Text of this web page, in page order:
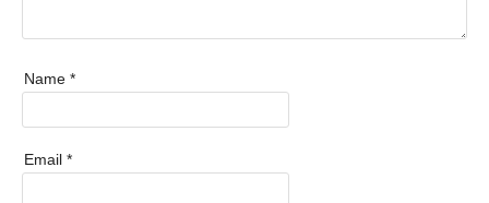
Name *
Email *